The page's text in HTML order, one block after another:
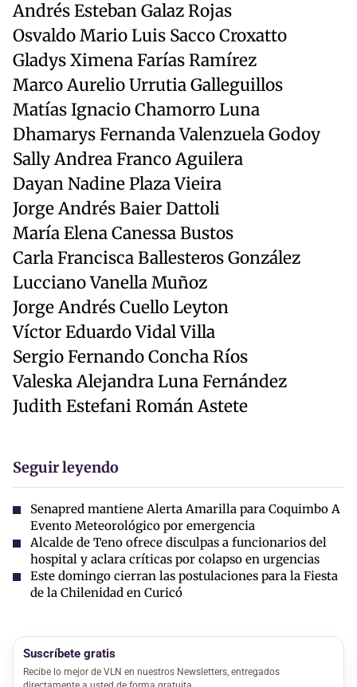
Andrés Esteban Galaz Rojas
Osvaldo Mario Luis Sacco Croxatto
Gladys Ximena Farías Ramírez
Marco Aurelio Urrutia Galleguillos
Matías Ignacio Chamorro Luna
Dhamarys Fernanda Valenzuela Godoy
Sally Andrea Franco Aguilera
Dayan Nadine Plaza Vieira
Jorge Andrés Baier Dattoli
María Elena Canessa Bustos
Carla Francisca Ballesteros González
Lucciano Vanella Muñoz
Jorge Andrés Cuello Leyton
Víctor Eduardo Vidal Villa
Sergio Fernando Concha Ríos
Valeska Alejandra Luna Fernández
Judith Estefani Román Astete
Seguir leyendo
Senapred mantiene Alerta Amarilla para Coquimbo A
Evento Meteorológico por emergencia
Alcalde de Teno ofrece disculpas a funcionarios del
hospital y aclara críticas por colapso en urgencias
Este domingo cierran las postulaciones para la Fiesta
de la Chilenidad en Curicó
Suscríbete gratis
Recibe lo mejor de VLN en nuestros Newsletters, entregados